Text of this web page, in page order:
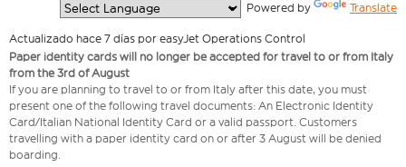
Powered by Translate
Actualizado hace 7 días por easyJet Operations Control
Paper identity cards will no longer be accepted for travel to or from Italy
from the 3rd of August
If you are planning to travel to or from Italy after this date, you must
present one of the following travel documents: An Electronic Identity
Card/Italian National Identity Card or a valid passport. Customers
travelling with a paper identity card on or after 3 August will be denied
boarding.